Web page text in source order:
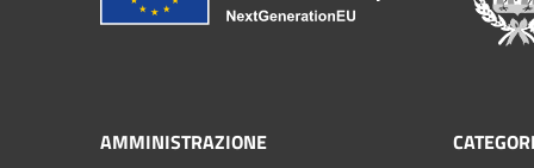
AMMINISTRAZIONE